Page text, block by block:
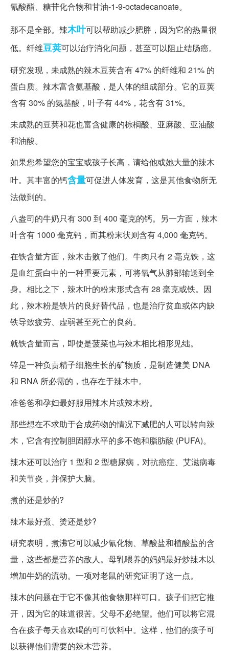
氰酸酯、糖苷化合物和甘油-1-9-octadecanoate。
那不是全部。辣木叶可以帮助减少肥胖，因为它的热量很
低。纤维豆荚可以治疗消化问题，甚至可以阻止结肠癌。
研究发现，未成熟的辣木豆荚含有 47% 的纤维和 21% 的
蛋白质。辣木富含氨基酸，是人体的组成部分。它的豆荚
含有 30% 的氨基酸，叶子有 44%，花含有 31%。
未成熟的豆荚和花也富含健康的棕榈酸、亚麻酸、亚油酸
和油酸。
如果您希望您的宝宝或孩子长高，请给他或她大量的辣木
叶。其丰富的钙含量可促进人体发育，这是其他食物所无
法做到的。
八盎司的牛奶只有 300 到 400 毫克的钙。另一方面，辣木
叶含有 1000 毫克钙，而其粉末状则含有 4,000 毫克钙。
在铁含量方面，辣木击败了他们。牛肉只有 2 毫克铁，这
是血红蛋白中的一种重要元素，可将氧气从肺部输送到全
身。相比之下，辣木叶的粉末形式含有 28 毫克或铁。因
此，辣木粉是铁片的良好替代品，也是治疗贫血或体内缺
铁导致疲劳、虚弱甚至死亡的良药。
就铁含量而言，即使是菠菜也与辣木相比相形见绌。
锌是一种负责精子细胞生长的矿物质，是制造健美 DNA
和 RNA 所必需的，也存在于辣木中。
准爸爸和孕妇最好服用辣木片或辣木粉。
那些想在不求助于合成药物的情况下减肥的人可以转向辣
木，它含有控制胆固醇水平的多不饱和脂肪酸 (PUFA)。
辣木还可以治疗 1 型和 2 型糖尿病，对抗癌症、艾滋病毒
和关节炎，并保护大脑。
煮的还是炒的?
辣木最好煮、烫还是炒?
研究表明，煮沸它可以减少氰化物、草酸盐和植酸盐的含
量，这些都是营养的敌人。母乳喂养的妈妈最好炒辣木以
增加牛奶的流动。一项对老鼠的研究证明了这一点。
辣木的问题在于它不像其他食物那样可口。孩子们把它推
开，因为它的味道很苦。父母不必绝望。他们可以将它混
合在孩子每天喜欢喝的可可饮料中。这样，他们的孩子可
以获得他们需要的辣木营养。